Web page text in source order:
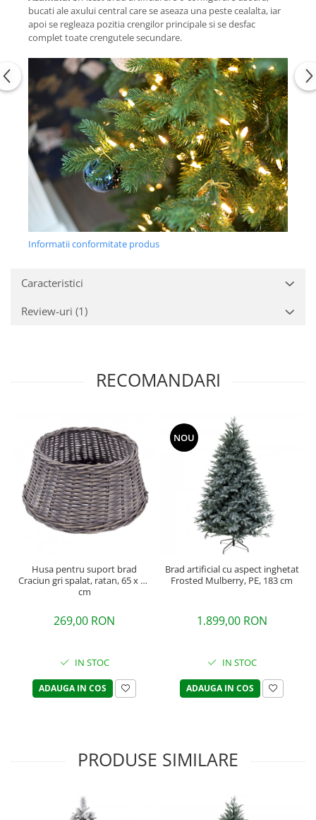
bucati ale axului central care se aseaza una peste cealalta, iar
apoi se regleaza pozitia crengilor principale si se desfac
complet toate crengutele secundare.
Informatii conformitate produs
Caracteristici
Review-uri (1)
RECOMANDARI
Husa pentru suport brad
Craciun gri spalat, ratan, 65 x 26
cm
269,00 RON
IN STOC
ADAUGA IN COS
NOU
Brad artificial cu aspect inghetat
Frosted Mulberry, PE, 183 cm
1.899,00 RON
IN STOC
ADAUGA IN COS
PRODUSE SIMILARE